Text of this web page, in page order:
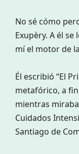
No sé cómo
Exupèry. A él
mí el motor de
Él escribió “El
metafórico, a
mientras
Cuidados
Santiago de